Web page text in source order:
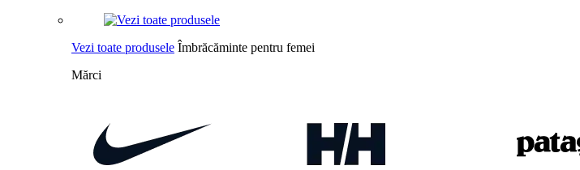
Vezi toate produsele Îmbrăcăminte pentru femei
Mărci